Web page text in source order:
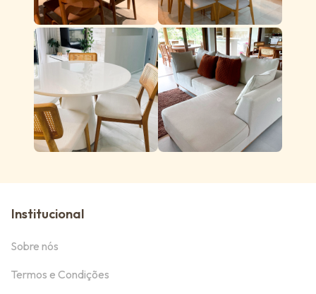
Institucional
Sobre nós
Termos e Condições